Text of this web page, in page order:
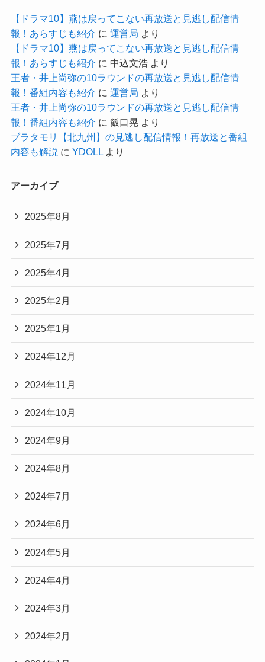
【ドラマ10】燕は戻ってこない再放送と見逃し配信情
報！あらすじも紹介 に 運営局 より
【ドラマ10】燕は戻ってこない再放送と見逃し配信情
報！あらすじも紹介 に 中込文浩より
王者・井上尚弥の10ラウンドの再放送と見逃し配信情
報！番組内容も紹介 に 運営局 より
王者・井上尚弥の10ラウンドの再放送と見逃し配信情
報！番組内容も紹介 に 飯口晃 より
ブラタモリ【北九州】の見逃し配信情報！再放送と番組
内容も解説 に YDOLLより
アーカイブ
2025年8月
2025年7月
2025年4月
2025年2月
2025年1月
2024年12月
2024年11月
2024年10月
2024年9月
2024年8月
2024年7月
2024年6月
2024年5月
2024年4月
2024年3月
2024年2月